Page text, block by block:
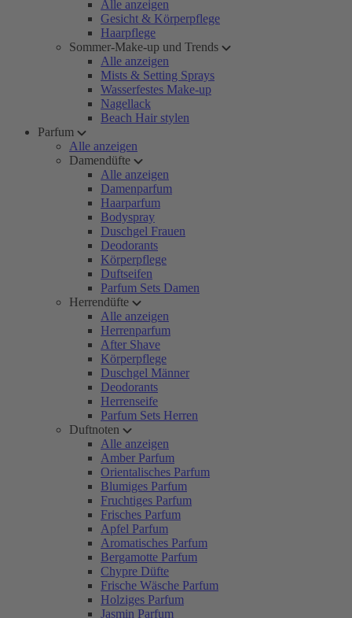
Alle anzeigen
Gesicht & Körperpflege
Haarpflege
Sommer-Make-up und Trends
Alle anzeigen
Mists & Setting Sprays
Wasserfestes Make-up
Nagellack
Beach Hair stylen
Parfum
Alle anzeigen
Damendüfte
Alle anzeigen
Damenparfum
Haarparfum
Bodyspray
Duschgel Frauen
Deodorants
Körperpflege
Duftseifen
Parfum Sets Damen
Herrendüfte
Alle anzeigen
Herrenparfum
After Shave
Körperpflege
Duschgel Männer
Deodorants
Herrenseife
Parfum Sets Herren
Duftnoten
Alle anzeigen
Amber Parfum
Orientalisches Parfum
Blumiges Parfum
Fruchtiges Parfum
Frisches Parfum
Apfel Parfum
Aromatisches Parfum
Bergamotte Parfum
Chypre Düfte
Frische Wäsche Parfum
Holziges Parfum
Jasmin Parfum